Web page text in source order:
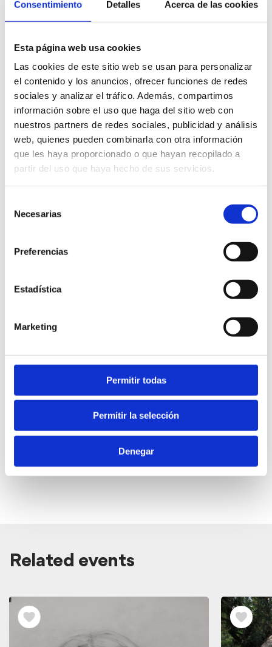
Consentimiento Detalles Acerca de las cookies
Esta página web usa cookies
Las cookies de este sitio web se usan para personalizar
el contenido y los anuncios, ofrecer funciones de redes
sociales y analizar el tráfico. Además, compartimos
información sobre el uso que haga del sitio web con
nuestros partners de redes sociales, publicidad y análisis
web, quienes pueden combinarla con otra información
que les haya proporcionado o que hayan recopilado a
partir del uso que haya hecho de sus servicios.
Necesarias
Preferencias
Estadística
Marketing
Permitir todas
Permitir la selección
Denegar
More information
Music
Auditorium Theater
20 h
Related events
View